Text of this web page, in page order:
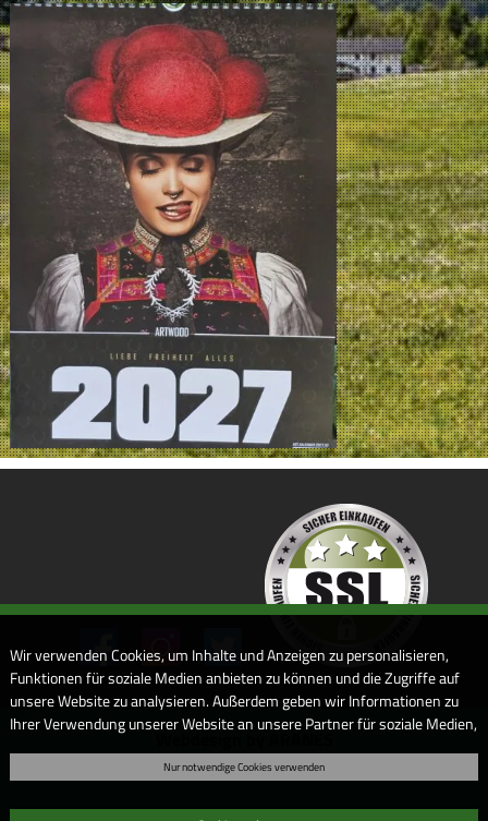
Webdesign by ARANES
Wir verwenden Cookies, um Inhalte und Anzeigen zu personalisieren,
Funktionen für soziale Medien anbieten zu können und die Zugriffe auf
unsere Website zu analysieren. Außerdem geben wir Informationen zu
Ihrer Verwendung unserer Website an unsere Partner für soziale Medien,
Informationen möglicherweise mit weiteren Daten zusammen, die Sie
Dienste gesammelt haben. Sofern Sie uns Ihre Einwilligung geben,
Nur notwendige Cookies verwenden